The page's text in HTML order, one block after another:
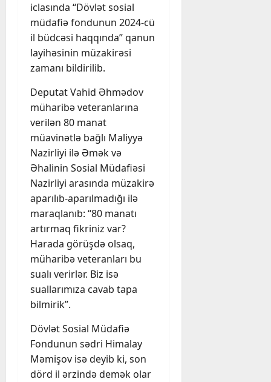
iclasında “Dövlət sosial
müdafiə fondunun 2024-cü
il büdcəsi haqqında” qanun
layihəsinin müzakirəsi
zamanı bildirilib.
Deputat Vahid Əhmədov
müharibə veteranlarına
verilən 80 manat
müavinətlə bağlı Maliyyə
Nazirliyi ilə Əmək və
Əhalinin Sosial Müdafiəsi
Nazirliyi arasında müzakirə
aparılıb-aparılmadığı ilə
maraqlanıb: “80 manatı
artırmaq fikriniz var?
Harada görüşdə olsaq,
müharibə veteranları bu
sualı verirlər. Biz isə
suallarımıza cavab tapa
bilmirik”.
Dövlət Sosial Müdafiə
Fondunun sədri Himalay
Məmişov isə deyib ki, son
dörd il ərzində demək olar